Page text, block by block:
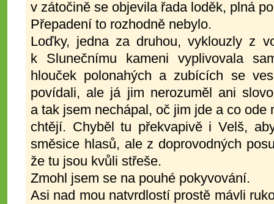
v zátočině se objevila řada loděk, plná
Přepadení to rozhodně nebylo.
Loďky, jedna za druhou, vyklouzly z
k Slunečnímu kameni vyplivovala
hlouček polonahých a zubících se
povídali, ale já jim nerozuměl ani
a tak jsem nechápal, oč jim jde a co ode
chtějí. Chyběl tu překvapivě i Velš,
směsice hlasů, ale z doprovodných
že tu jsou kvůli střeše.
Zmohl jsem se na pouhé pokyvování.
Asi nad mou natvrdlostí prostě mávli